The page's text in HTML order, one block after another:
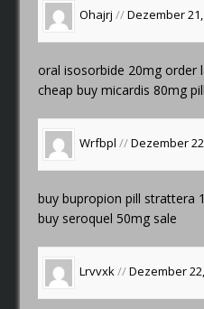
Ohajrj //Dezember
oral isosorbide 20mgorder
cheap buy micardis 80mg pill
Wrfbpl //Dezember
buy bupropion pill strattera
buy seroquel 50mg sale
Lrvvxk//Dezember